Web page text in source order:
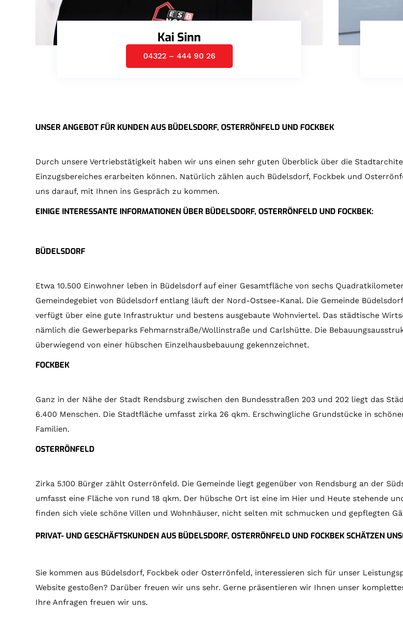
Kai Sinn
04322 – 444 90 26
UNSER ANGEBOT FÜR KUNDEN AUS BÜDELSDORF, OSTERRÖNFELD UND FOCKBEK
Durch unsere Vertriebstätigkeit haben wir uns einen sehr guten Überblick über die
Einzugsbereiches erarbeiten können. Natürlich zählen auch Büdelsdorf, Fockbek und
uns darauf, mit Ihnen ins Gespräch zu kommen.
EINIGE INTERESSANTE INFORMATIONEN ÜBER BÜDELSDORF, OSTERRÖNFELD UND FOCKBEK:
BÜDELSDORF
Etwa 10.500 Einwohner leben in Büdelsdorf auf einer Gesamtfläche von sechs
Gemeindegebiet von Büdelsdorf entlang läuft der Nord-Ostsee-Kanal. Die Gemeinde
verfügt über eine gute Infrastruktur und bestens ausgebaute Wohnviertel. Das städtische
nämlich die Gewerbeparks Fehmarnstraße/Wollinstraße und Carlshütte. Die
überwiegend von einer hübschen Einzelhausbebauung gekennzeichnet.
FOCKBEK
Ganz in der Nähe der Stadt Rendsburg zwischen den Bundesstraßen 203 und 202 liegt das
6.400 Menschen. Die Stadtfläche umfasst zirka 26 qkm. Erschwingliche Grundstücke in
Familien.
OSTERRÖNFELD
Zirka 5.100 Bürger zählt Osterrönfeld. Die Gemeinde liegt gegenüber von Rendsburg an der
umfasst eine Fläche von rund 18 qkm. Der hübsche Ort ist eine im Hier und Heute stehende
finden sich viele schöne Villen und Wohnhäuser, nicht selten mit schmucken und gepflegten
PRIVAT- UND GESCHÄFTSKUNDEN AUS BÜDELSDORF, OSTERRÖNFELD UND FOCKBEK SCHÄTZEN
Sie kommen aus Büdelsdorf, Fockbek oder Osterrönfeld, interessieren sich für unser
Website gestoßen? Darüber freuen wir uns sehr. Gerne präsentieren wir Ihnen unser
Ihre Anfragen freuen wir uns.